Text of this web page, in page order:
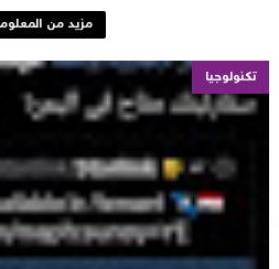
مزيد من المعلومات
تكنولوجيا